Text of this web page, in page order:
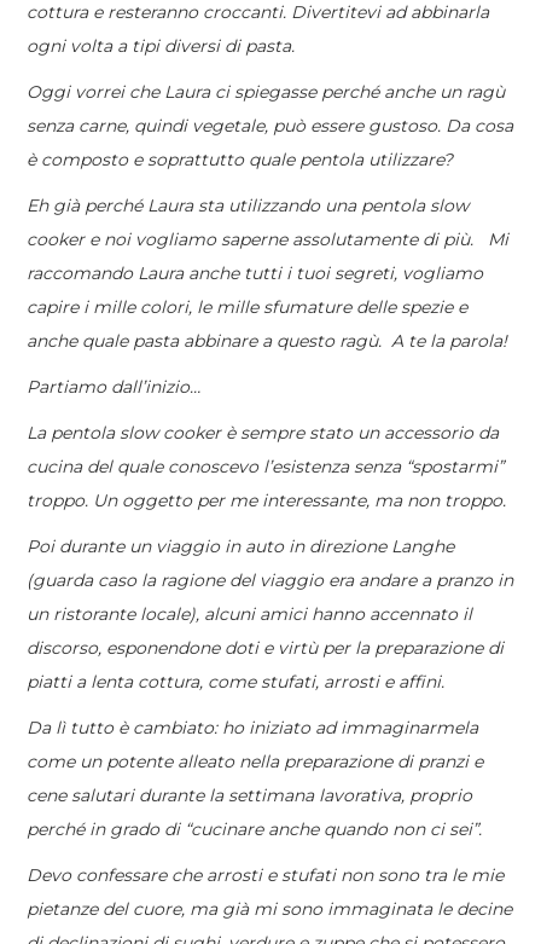
cottura e resteranno croccanti. Divertitevi ad abbinarla
ogni volta a tipi diversi di pasta.
Oggi vorrei che Laura ci spiegasse perché anche un ragù
senza carne, quindi vegetale, può essere gustoso. Da cosa
è composto e soprattutto quale pentola utilizzare?
Eh già perché Laura sta utilizzando una pentola slow
cooker e noi vogliamo saperne assolutamente di più. Mi
raccomando Laura anche tutti i tuoi segreti, vogliamo
capire i mille colori, le mille sfumature delle spezie e
anche quale pasta abbinare a questo ragù. A te la parola!
Partiamo dall’inizio…
La pentola slow cooker è sempre stato un accessorio da
cucina del quale conoscevo l’esistenza senza “spostarmi”
troppo. Un oggetto per me interessante, ma non troppo.
Poi durante un viaggio in auto in direzione Langhe
(guarda caso la ragione del viaggio era andare a pranzo in
un ristorante locale), alcuni amici hanno accennato il
discorso, esponendone doti e virtù per la preparazione di
piatti a lenta cottura, come stufati, arrosti e affini.
Da lì tutto è cambiato: ho iniziato ad immaginarmela
come un potente alleato nella preparazione di pranzi e
cene salutari durante la settimana lavorativa, proprio
perché in grado di “cucinare anche quando non ci sei”.
Devo confessare che arrosti e stufati non sono tra le mie
pietanze del cuore, ma già mi sono immaginata le decine